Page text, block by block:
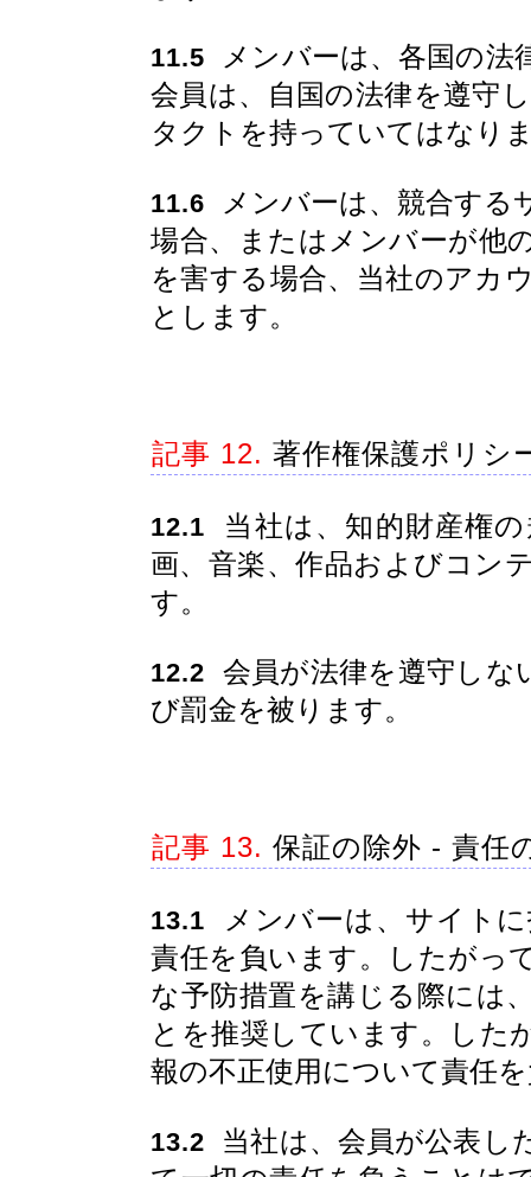
11.5 メンバーは、各国の法
会員は、自国の法律を遵守
タクトを持っていてはなり
11.6 メンバーは、競合する
場合、またはメンバーが他
を害する場合、当社のアカ
とします。
記事 12. 著作権保護ポリシ
12.1 当社は、知的財産権
画、音楽、作品およびコン
す。
12.2 会員が法律を遵守しな
び罰金を被ります。
記事 13. 保証の除外 - 責任
13.1 メンバーは、サイト
責任を負います。したがっ
な予防措置を講じる際には
とを推奨しています。した
報の不正使用について責任
13.2 当社は、会員が公表し